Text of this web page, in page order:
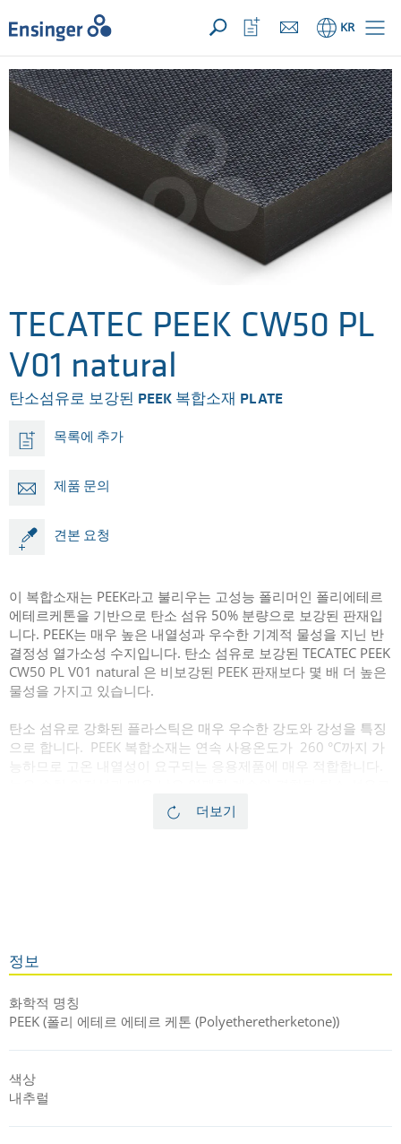
문의사항 ({{productCount}} Products) 열기
홈 KR
관
심
목
록
열
기
TECATEC PEEK CW50 PL
V01 natural
탄소섬유로 보강된 PEEK 복합소재 PLATE
목록에 추가
제품 문의
견본 요청
이 복합소재는 PEEK라고 불리우는 고성능 폴리머인 폴리에테르
에테르케톤을 기반으로 탄소 섬유 50% 분량으로 보강된 판재입
니다. PEEK는 매우 높은 내열성과 우수한 기계적 물성을 지닌 반
결정성 열가소성 수지입니다. 탄소 섬유로 보강된 TECATEC PEEK
CW50 PL V01 natural 은 비보강된 PEEK 판재보다 몇 배 더 높은
물성을 가지고 있습니다.
탄소 섬유로 강화된 플라스틱은 매우 우수한 강도와 강성을 특징
으로 합니다. PEEK 복합소재는 연속 사용온도가 260 °C까지 가
능하므로 고온 내열성이 요구되는 응용제품에 매우 적합합니다.
보강된 이 판재는 우주항공, 석유, 가스 산업분야와 같은 까다로
운 요구조건을 가진 산업분야에 적합합니다. 매우 우수한 기계적
의료용으로 인증 받은 소재는, 의료용 등급인
더보기
정보
화학적 명칭
PEEK (폴리 에테르 에테르 케톤 (Polyetheretherketone))
색상
내추럴